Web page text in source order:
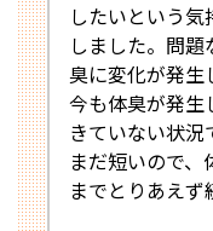
したいという
しました。問
臭に変化が発生
今も体臭が発生
きていない状況
まだ短いので
までとりあえず